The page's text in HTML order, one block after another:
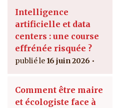
Intelligence
artificielle et data
centers : une course
effrénée risquée ?
16 juin 2026
Comment être maire
et écologiste face à